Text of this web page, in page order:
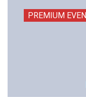
PREMIUM